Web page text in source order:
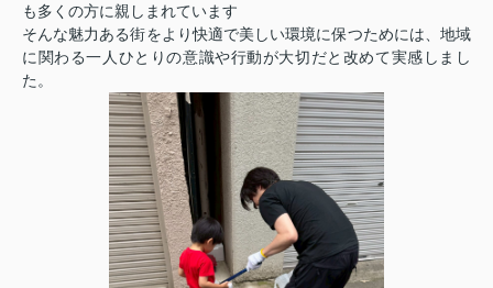
も多くの方に親しまれています️
そんな魅力ある街をより快適で美しい環境に保つためには、地域
に関わる一人ひとりの意識や行動が大切だと改めて実感しまし
た。